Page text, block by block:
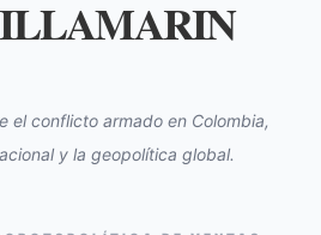
el conflicto armado en Colombia,
y la geopolítica global.